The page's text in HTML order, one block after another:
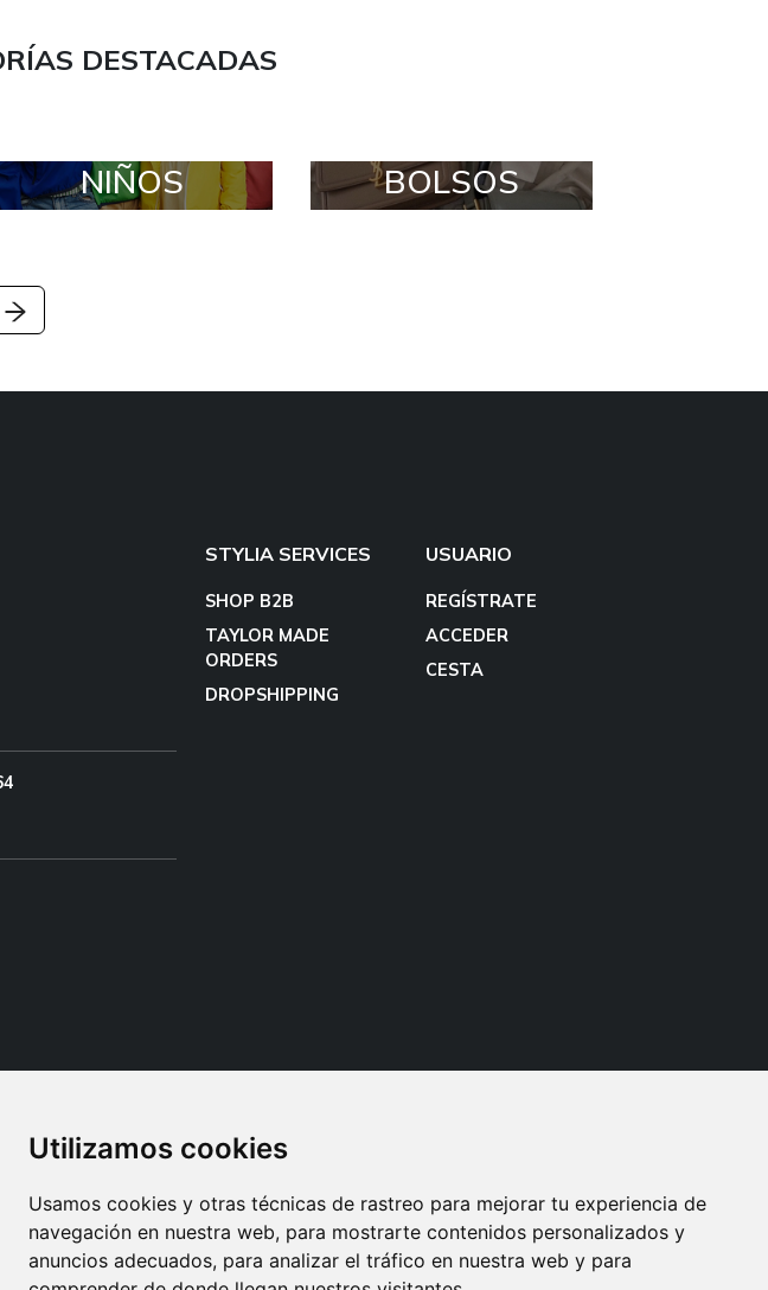
Utilizamos cookies
Usamos cookies y otras técnicas de rastreo para mejorar tu experiencia de
navegación en nuestra web, para mostrarte contenidos personalizados y
anuncios adecuados, para analizar el tráfico en nuestra web y para
DESTACADAS
NIÑOS BOLSOS
STYLIA SERVICES
SHOP B2B
TAYLOR MADE
ORDERS
DROPSHIPPING
USUARIO
REGÍSTRATE
ACCEDER
CESTA